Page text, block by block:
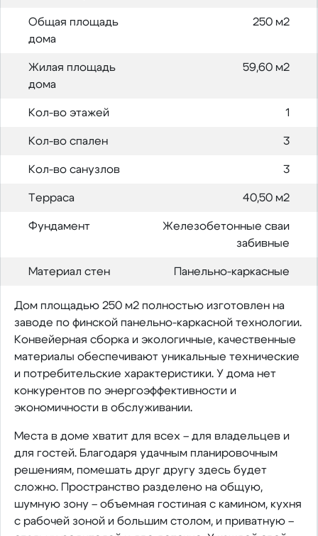
Общая площадь
дома
250 м2
Жилая площадь
дома
59,60 м2
Кол-во этажей 1
Кол-во спален 3
Кол-во санузлов 3
Терраса 40,50 м2
Фундамент
Железобетонные сваи
забивные
Материал стен Панельно-каркасные
Дом площадью 250 м2 полностью изготовлен на
заводе по финской панельно-каркасной технологии.
Конвейерная сборка и экологичные, качественные
материалы обеспечивают уникальные технические
и потребительские характеристики. У дома нет
конкурентов по энергоэффективности и
экономичности в обслуживании.
Места в доме хватит для всех – для владельцев и
для гостей. Благодаря удачным планировочным
решениям, помешать друг другу здесь будет
сложно. Пространство разделено на общую,
шумную зону – объемная гостиная с камином, кухня
с рабочей зоной и большим столом, и приватную –